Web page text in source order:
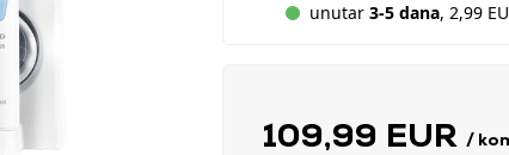
unutar 3-5 dana, 2,99
109,99 EUR /